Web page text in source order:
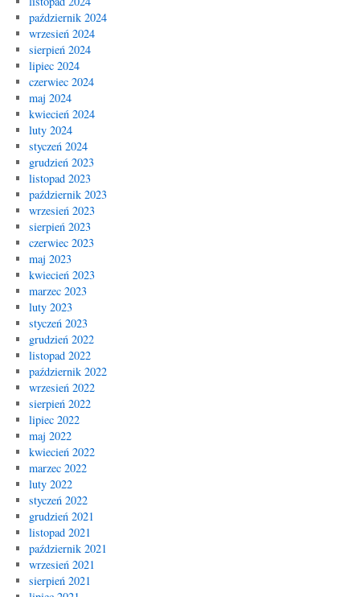
październik 2024
wrzesień 2024
sierpień 2024
lipiec 2024
czerwiec 2024
maj 2024
kwiecień 2024
luty 2024
styczeń 2024
grudzień 2023
listopad 2023
październik 2023
wrzesień 2023
sierpień 2023
czerwiec 2023
maj 2023
kwiecień 2023
marzec 2023
luty 2023
styczeń 2023
grudzień 2022
listopad 2022
październik 2022
wrzesień 2022
sierpień 2022
lipiec 2022
maj 2022
kwiecień 2022
marzec 2022
luty 2022
styczeń 2022
grudzień 2021
listopad 2021
październik 2021
wrzesień 2021
sierpień 2021